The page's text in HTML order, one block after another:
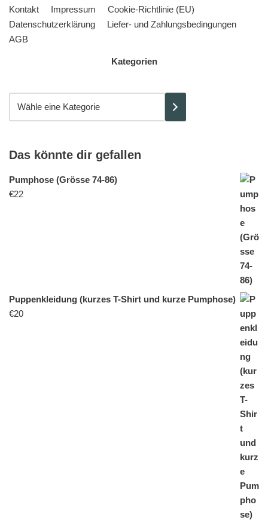
Kontakt Impressum
Cookie-Richtlinie (EU)
Datenschutzerklärung
Liefer- und Zahlungsbedingungen
AGB
Kategorien
Das könnte dir gefallen
Pumphose (Grösse 74-86)
€22
Puppenkleidung (kurzes T-Shirt und kurze Pumphose)
€20